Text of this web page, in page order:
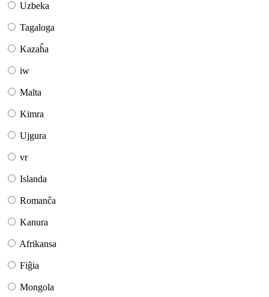
Uzbeka
Tagaloga
Kazaĥa
iw
Malta
Kimra
Ujgura
vr
Islanda
Romanĉa
Kanura
Afrikansa
Fiĝia
Mongola